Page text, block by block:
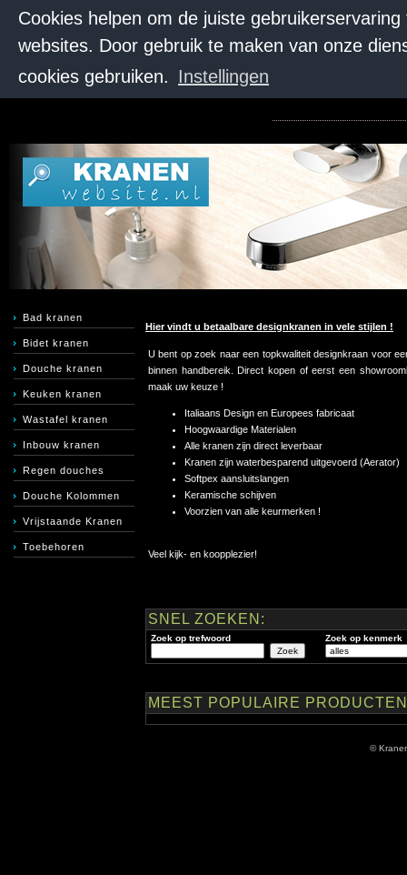
Cookies helpen om de juiste
websites. Door gebruik te maken van onze
cookies gebruiken. Instellingen
Bad kranen
Bidet kranen
Douche kranen
Keuken kranen
Wastafel kranen
Inbouw kranen
Regen douches
Douche Kolommen
Vrijstaande Kranen
Toebehoren
Hier vindt u betaalbare designkranen in vele stijlen !
U bent op zoek naar een topkwaliteit designkraan voor
binnen handbereik. Direct kopen of eerst een
maak uw keuze !
Italiaans Design en Europees fabricaat
Hoogwaardige Materialen
Alle kranen zijn direct leverbaar
Kranen zijn waterbesparend uitgevoerd (Aerator)
Softpex aansluitslangen
Keramische schijven
Voorzien van alle keurmerken !
Veel kijk- en koopplezier!
SNEL ZOEKEN:
Zoek op trefwoord Zoek op kenmerk
MEEST POPULAIRE
©